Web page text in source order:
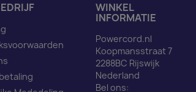
WINKEL
INFORMATIE
Powercord.nl
Koopmansstraat 7
2288BC Rijswijk
Nederland
Bel ons: